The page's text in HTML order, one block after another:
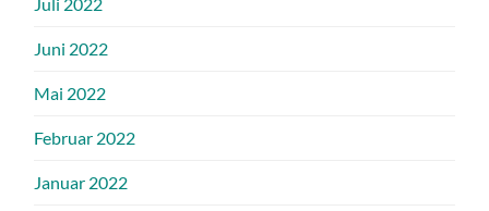
Juni 2022
Mai 2022
Februar 2022
Januar 2022